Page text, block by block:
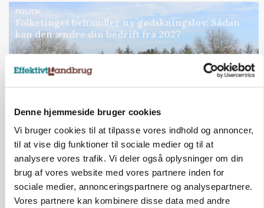
Denne hjemmeside bruger cookies
Vi bruger cookies til at tilpasse vores indhold og annoncer,
til at vise dig funktioner til sociale medier og til at
analysere vores trafik. Vi deler også oplysninger om din
brug af vores website med vores partnere inden for
sociale medier, annonceringspartnere og analysepartnere.
Vores partnere kan kombinere disse data med andre
POLITIK
Folketinget behandler ny gødskningslov: Sådan
kan den ændre din bedrift fra 2027
Loading...